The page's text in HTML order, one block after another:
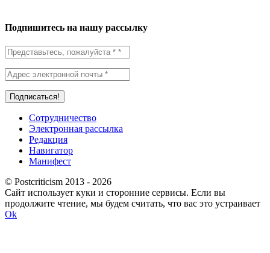
Подпишитесь на нашу рассылку
Сотрудничество
Электронная рассылка
Редакция
Навигатор
Манифест
© Postcriticism 2013 - 2026
Сайт использует куки и сторонние сервисы. Если вы
продолжите чтение, мы будем считать, что вас это устраивает
Ok